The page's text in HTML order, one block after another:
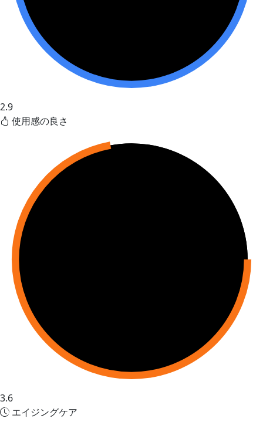
2.9
使用感の良さ
3.6
エイジングケア